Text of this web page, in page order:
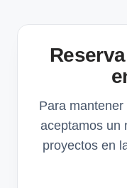
Para
aceptamos un
proyectos en